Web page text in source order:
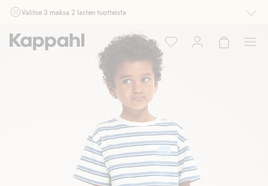
Valitse 3 maksa 2 lasten tuotteista
myymälässä ja verkossa. Ei voi yhdistää muihin alennuksiin tai tarjouksiin.
Osta nyt